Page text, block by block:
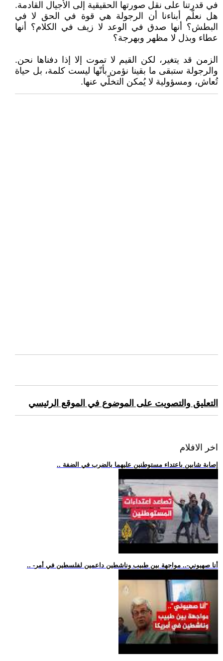
في قدرتنا على نقل صورتها الحقيقية إلى الأجيال القادمة.
هل نعلّم أبناءنا أن الرجولة هي قوة في الحق لا في
البطش؟ أنها صدق في الوعد لا زيف في الكلام؟ أنها
عطاء وبذل لا مظهر وبهرجة؟
الزمن قد يتغير، لكن القيم لا تموت إلا إذا دفناها نحن.
والرجولة ستبقى ما بقينا نؤمن بأنّها ليست كلمة، بل حياة
تُعاش، ومسؤولية لا يُمكن التخلّي عنها.
التعليق والتصويت على الموضوع في الموقع الرئيسي
اخر الافلام
.. إصابة شابين باعتداء مستوطنين عليهما بالضرب في الضفة
.. -أنا صهيوني-.. مواجهة بين طبيب وناشطين داعمين لفلسطين في أمر